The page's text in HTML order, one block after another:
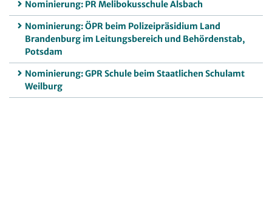
Nominierung: PR Melibokusschule Alsbach
Nominierung: ÖPR beim Polizeipräsidium Land
Brandenburg im Leitungsbereich und Behördenstab,
Potsdam
Nominierung: GPR Schule beim Staatlichen Schulamt
Weilburg